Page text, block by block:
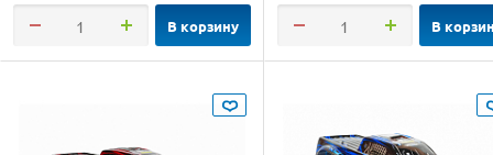
В корзину В